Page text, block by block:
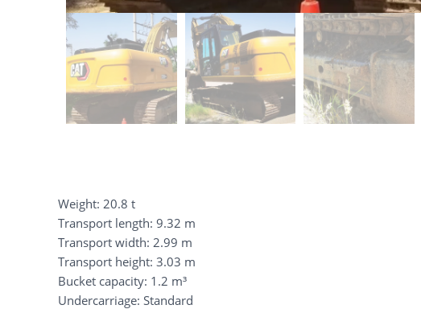
Weight: 20.8 t
Transport length: 9.32 m
Transport width: 2.99 m
Transport height: 3.03 m
Bucket capacity: 1.2 m³
Undercarriage: Standard